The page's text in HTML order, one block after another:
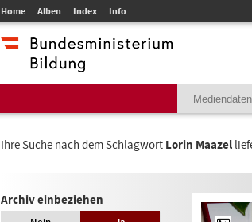
Home Alben Index Info
Ihre Suche nach dem Schlagwort Lorin Maazel
Archiv einbeziehen